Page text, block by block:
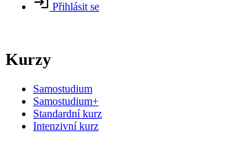
Přihlásit se
Kurzy
Samostudium
Samostudium+
Standardní kurz
Intenzivní kurz